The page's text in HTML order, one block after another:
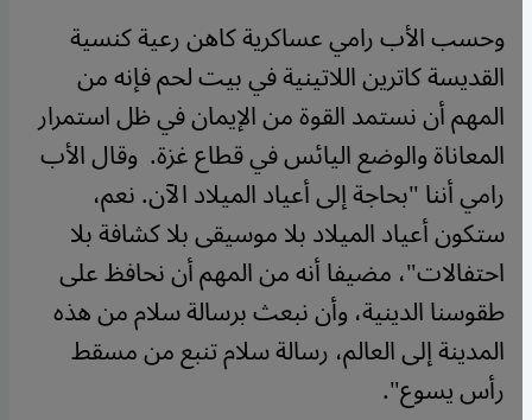
وحسب الأب رامي عساكرية كاهن رعية كنسية
القديسة كاترين اللاتينية في بيت لحم فإنه من
المهم أن نستمد القوة من الإيمان في ظل استمرار
المعاناة والوضع اليائس في قطاع غزة. وقال الأب
رامي أننا "بحاجة إلى أعياد الميلاد الآن. نعم،
ستكون أعياد الميلاد بلا موسيقى بلا كشافة بلا
احتفالات"، مضيفا أنه من المهم أن نحافظ على
طقوسنا الدينية، وأن نبعث برسالة سلام من هذه
المدينة إلى العالم، رسالة سلام تنبع من مسقط
رأس يسوع".